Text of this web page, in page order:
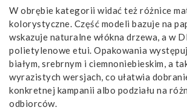
W obrębie kategorii widać też różnice
kolorystyczne. Część modeli bazuje na
wskazuje naturalne włókna drzewa, a w
polietylenowe etui. Opakowania
białym, srebrnym i ciemnoniebieskim, a
wyrazistych wersjach, co ułatwia
konkretnej kampanii albo podziału na
odbiorców.